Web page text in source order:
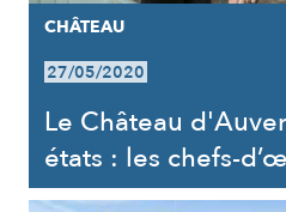
CHÂTEAU
27/05/2020
Le Château
états : les chefs-